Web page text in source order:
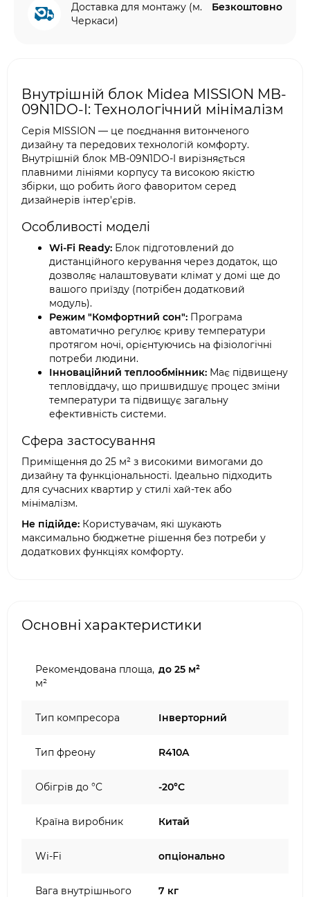
Доставка для монтажу (м.
Черкаси)
Безкоштовно
Внутрішній блок Midea MISSION MB-
09N1DO-I: Технологічний мінімалізм
Серія MISSION — це поєднання витонченого
дизайну та передових технологій комфорту.
Внутрішній блок MB-09N1DO-I вирізняється
плавними лініями корпусу та високою якістю
збірки, що робить його фаворитом серед
дизайнерів інтер'єрів.
Особливості моделі
Wi-Fi Ready: Блок підготовлений до
дистанційного керування через додаток, що
дозволяє налаштовувати клімат у домі ще до
вашого приїзду (потрібен додатковий
модуль).
Режим "Комфортний сон": Програма
автоматично регулює криву температури
протягом ночі, орієнтуючись на фізіологічні
потреби людини.
Інноваційний теплообмінник: Має підвищену
тепловіддачу, що пришвидшує процес зміни
температури та підвищує загальну
ефективність системи.
Сфера застосування
Приміщення до 25 м² з високими вимогами до
дизайну та функціональності. Ідеально підходить
для сучасних квартир у стилі хай-тек або
мінімалізм.
Не підійде: Користувачам, які шукають
максимально бюджетне рішення без потреби у
додаткових функціях комфорту.
Основні характеристики
Рекомендована площа,
м²
до 25 м²
Тип компресора Інверторний
Тип фреону R410A
Обігрів до °C -20°C
Країна виробник Китай
Wi-Fi опціонально
Вага внутрішнього 7 кг